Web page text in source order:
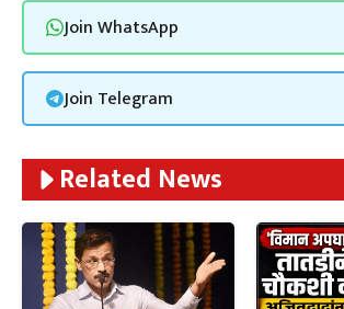
Join WhatsApp
Join Telegram
Related News